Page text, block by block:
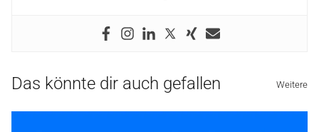
Das könnte dir auch gefallen Weitere